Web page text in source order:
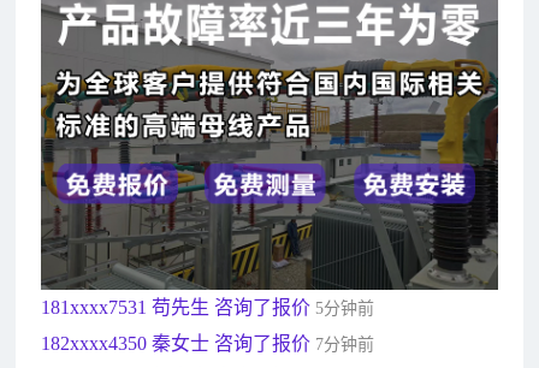
182xxxx4350 秦女士 咨询了报价7分钟前
156xxxx3534 郭先生 咨询了报价7分钟前
192xxxx2920 周先生 咨询了报价10分钟前
189xxxx6562 王先生 咨询了报价1秒前
190xxxx3508 徐女士 咨询了报价
135xxxx6654 张先生 咨询了报价1分钟前
181xxxx7531 苟先生 咨询了报价 5分钟前
182xxxx4350 秦女士 咨询了报价 7分钟前